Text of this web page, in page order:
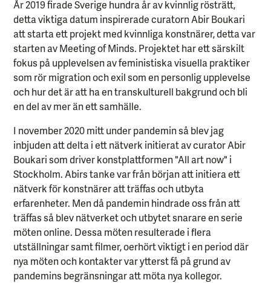
År 2019 firade Sverige hundra år av kvinnlig rösträtt,
detta viktiga datum inspirerade curatorn Abir Boukari
att starta ett projekt med kvinnliga konstnärer, detta var
starten av Meeting of Minds. Projektet har ett särskilt
fokus på upplevelsen av feministiska visuella praktiker
som rör migration och exil som en personlig upplevelse
och hur det är att ha en transkulturell bakgrund och bli
en del av mer än ett samhälle.
I november 2020 mitt under pandemin så blev jag
inbjuden att delta i ett nätverk initierat av curator Abir
Boukari som driver konstplattformen "All art now" i
Stockholm. Abirs tanke var från början att initiera ett
nätverk för konstnärer att träffas och utbyta
erfarenheter. Men då pandemin hindrade oss från att
träffas så blev nätverket och utbytet snarare en serie
möten online. Dessa möten resulterade i flera
utställningar samt filmer, oerhört viktigt i en period där
nya möten och kontakter var ytterst få på grund av
pandemins begränsningar att möta nya kollegor.